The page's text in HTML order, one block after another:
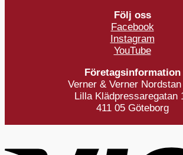
Följ oss
Facebook
Instagram
YouTube
Företagsinformation
Verner & Verner Nordstan
Lilla Klädpressaregatan
411 05 Göteborg